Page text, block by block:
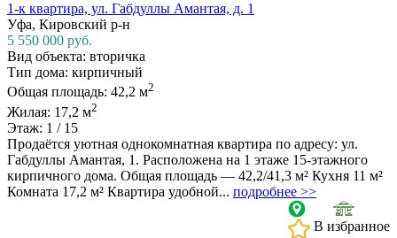
1-к квартира, ул. Габдуллы Амантая, д. 1
Уфа, Кировский р-н
5 550 000 руб.
Вид объекта: вторичка
Тип дома: кирпичный
Общая площадь: 42,2 м2
Жилая: 17,2 м2
Этаж: 1 / 15
Продаётся уютная однокомнатная квартира по адресу: ул.
Габдуллы Амантая, 1. Расположена на 1 этаже 15-этажного
кирпичного дома. Общая площадь — 42,2/41,3 м² Кухня 11 м²
Комната 17,2 м² Квартира удобной... подробнее >>
В избранное